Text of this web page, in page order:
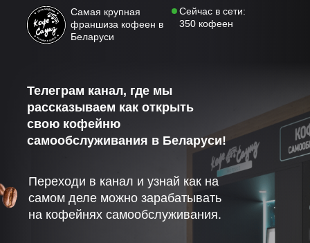
Самая крупная
франшиза кофеен в
Беларуси
Сейчас в сети:
350 кофеен
Телеграм канал, где мы
рассказываем как открыть
свою кофейню
самообслуживания в Беларуси!
Переходи в канал и узнай как на
самом деле можно зарабатывать
на кофейнях самообслуживания.